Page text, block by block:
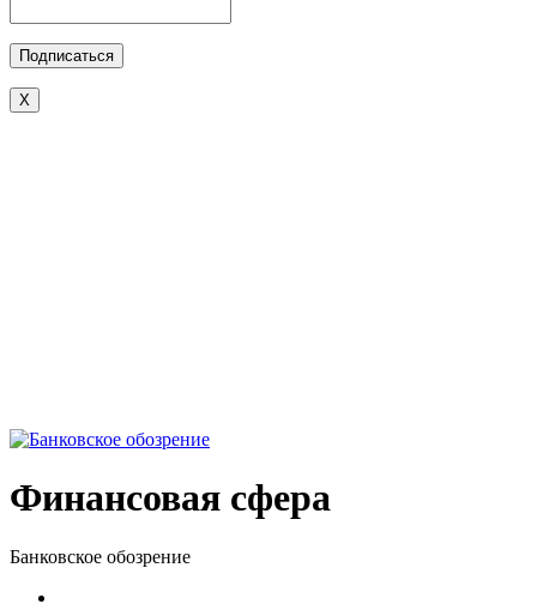
X
Финансовая сфера
Банковское обозрение